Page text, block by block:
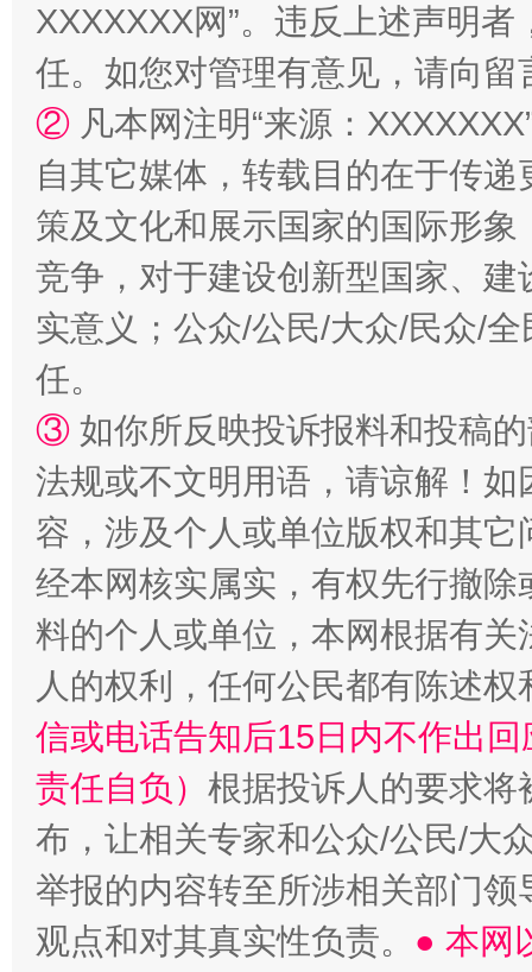
国家大学科技园优化重塑工作
XXXXXXX网”。违反上述声明
任。如您对管理有意见，请向
② 凡本网注明“来源：
自其它媒体，转载目的在于传
策及文化和展示国家的国际形
竞争，对于建设创新型国家、
实意义；公众/公民/大众/民众/
任。
③ 如你所反映投诉报料和投稿
法规或不文明用语，请谅解！
容，涉及个人或单位版权和其它
经本网核实属实，有权先行撤
料的个人或单位，本网根据有
人的权利，任何公民都有陈述
信或电话告知后15日内不作出
责任自负） 根据投诉人的要求将
布，让相关专家和公众/公民/大
举报的内容转至所涉相关部门
观点和对其真实性负责。 ● 本网